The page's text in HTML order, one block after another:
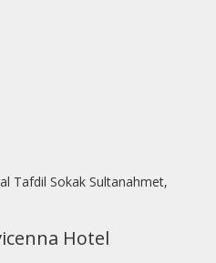
Tafdil Sokak Sultanahmet,
Hotel